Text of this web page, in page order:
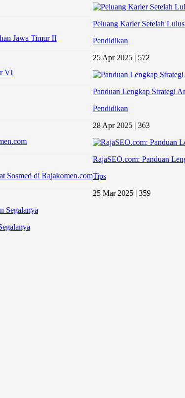
Jawa Timur II
VI
Sosmed di Rajakomen.com
Peluang Karier Setelah
Pendidikan
25 Apr 2025 | 572
Panduan Lengkap Strategi
Pendidikan
28 Apr 2025 | 363
RajaSEO.com: Panduan
Tips
25 Mar 2025 | 359